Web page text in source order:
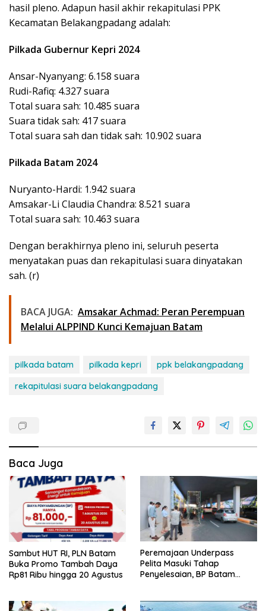
hasil pleno. Adapun hasil akhir rekapitulasi PPK
Kecamatan Belakangpadang adalah:
Pilkada Gubernur Kepri 2024
Ansar-Nyanyang: 6.158 suara
Rudi-Rafiq: 4.327 suara
Total suara sah: 10.485 suara
Suara tidak sah: 417 suara
Total suara sah dan tidak sah: 10.902 suara
Pilkada Batam 2024
Nuryanto-Hardi: 1.942 suara
Amsakar-Li Claudia Chandra: 8.521 suara
Total suara sah: 10.463 suara
Dengan berakhirnya pleno ini, seluruh peserta
menyatakan puas dan rekapitulasi suara dinyatakan
sah. (r)
BACA JUGA: Amsakar Achmad: Peran Perempuan
Melalui ALPPIND Kunci Kemajuan Batam
pilkada batam pilkada kepri
ppk belakangpadang
rekapitulasi suara belakangpadang
Baca Juga
Sambut HUT RI, PLN Batam
Buka Promo Tambah Daya
Rp81 Ribu hingga 20 Agustus
Peremajaan Underpass
Pelita Masuki Tahap
Penyelesaian, BP Batam